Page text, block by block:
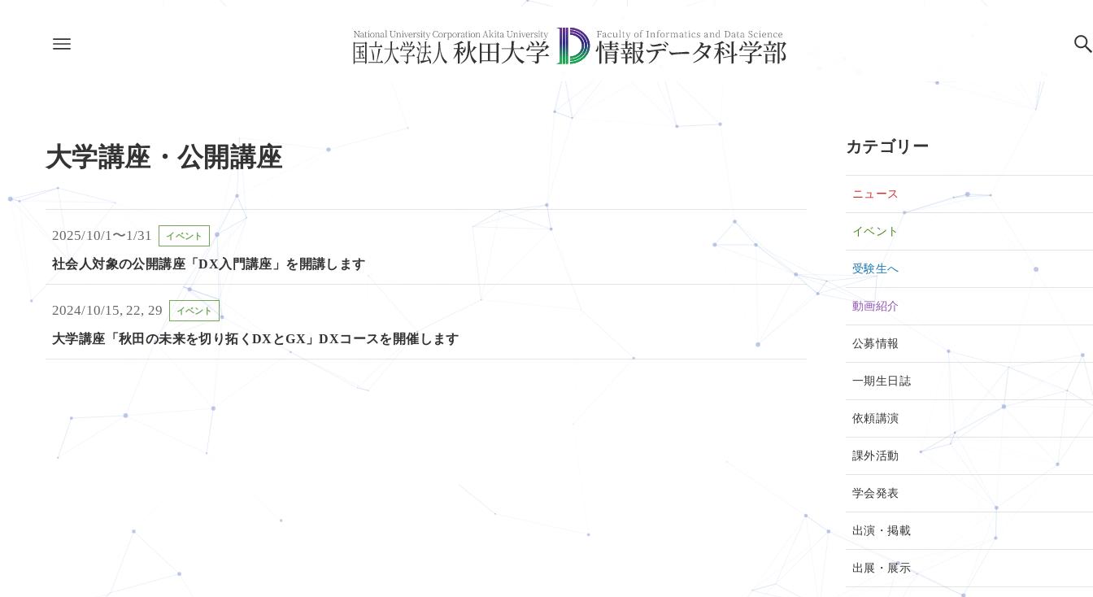
大学講座・公開講座
2025/10/1〜1/31 イベント
社会人対象の公開講座「DX入門講座」を開講します
2024/10/15, 22, 29 イベント
大学講座「秋田の未来を切り拓くDXとGX」DXコースを開催します
カテゴリー
ニュース
イベント
受験生へ
動画紹介
公募情報
一期生日誌
依頼講演
課外活動
学会発表
出演・掲載
出展・展示